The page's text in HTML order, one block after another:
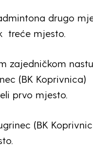
drugo
treće mjesto.
zajedničkom
(BK Koprivnica)
prvo mjesto.
(BK